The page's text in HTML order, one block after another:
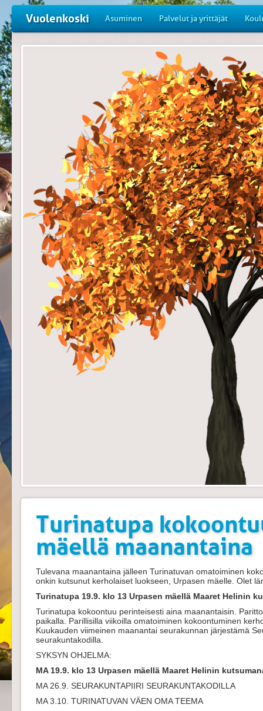
Vuolenkoski Asuminen Palvelut ja yrittäjät
Turinatupa
mäellä maanantaina
Tulevana maanantaina jälleen Turinatuvan omatoiminen
onkin kutsunut kerholaiset luokseen, Urpasen mäelle. Olet
Turinatupa 19.9. klo 13 Urpasen mäellä Maaret Helinin
Turinatupa kokoontuu perinteisesti aina maanantaisin.
paikalla. Parillisilla viikoilla omatoiminen kokoontuminen
Kuukauden viimeinen maanantai seurakunnan järjestämä
seurakuntakodilla.
SYKSYN OHJELMA:
MA 19.9. klo 13 Urpasen mäellä Maaret Helinin
MA 26.9. SEURAKUNTAPIIRI SEURAKUNTAKODILLA
MA 3.10. TURINATUVAN VÄEN OMA TEEMA